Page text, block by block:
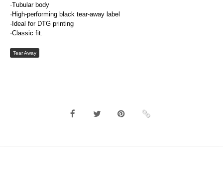
·Tubular body
·High-performing black tear-away label
·Ideal for DTG printing
·Classic fit.
Tear Away